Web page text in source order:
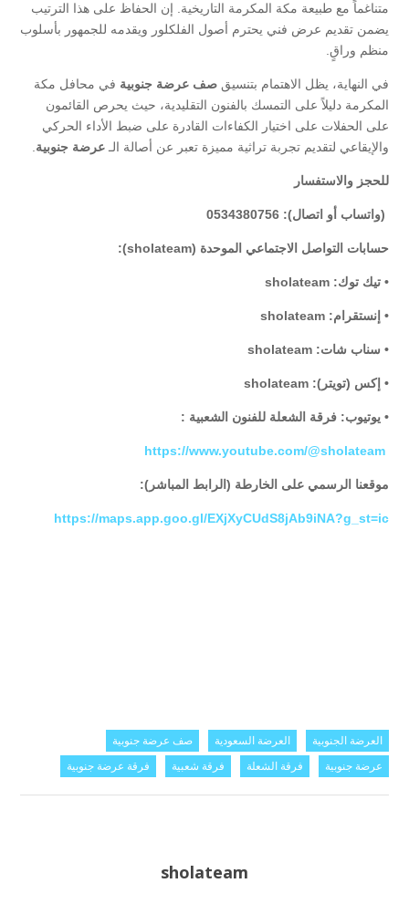
متناغماً مع طبيعة مكة المكرمة التاريخية. إن الحفاظ على هذا الترتيب
يضمن تقديم عرض فني يحترم أصول الفلكلور ويقدمه للجمهور بأسلوب
منظم وراقٍ.
​في النهاية، يظل الاهتمام بتنسيق صف عرضة جنوبية في محافل مكة
المكرمة دليلاً على التمسك بالفنون التقليدية، حيث يحرص القائمون
على الحفلات على اختيار الكفاءات القادرة على ضبط الأداء الحركي
والإيقاعي لتقديم تجربة تراثية مميزة تعبر عن أصالة الـ عرضة جنوبية
للحجز والاستفسار
(واتساب أو اتصال): 0534380756
حسابات التواصل الاجتماعي الموحدة (sholateam):
• تيك توك: sholateam
• إنستقرام: sholateam
• سناب شات: sholateam
• إكس (تويتر): sholateam
• يوتيوب: فرقة الشعلة للفنون الشعبية :
https://www.youtube.com/@sholateam
موقعنا الرسمي على الخارطة (الرابط المباشر):
https://maps.app.goo.gl/EXjXyCUdS8jAb9iNA?g_st=ic
العرضة الجنوبية العرضة السعودية
صف عرضة جنوبية
عرضة جنوبية
فرقة الشعلة فرقة شعبية فرقة عرضة جنوبية
sholateam